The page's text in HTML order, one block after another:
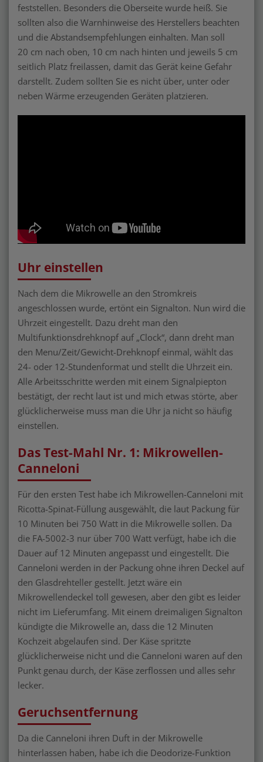
feststellen. Besonders die Oberseite wurde heiß. Sie
sollten also die Warnhinweise des Herstellers beachten
und die Abstandsempfehlungen einhalten. Man soll
20 cm nach oben, 10 cm nach hinten und jeweils 5 cm
seitlich Platz freilassen, damit das Gerät keine Gefahr
darstellt. Zudem sollten Sie es nicht über, unter oder
neben Wärme erzeugenden Geräten platzieren.
Uhr einstellen
Nach dem die Mikrowelle an den Stromkreis
angeschlossen wurde, ertönt ein Signalton. Nun wird die
Uhrzeit eingestellt. Dazu dreht man den
Multifunktionsdrehknopf auf „Clock“, dann dreht man
den Menu/Zeit/Gewicht-Drehknopf einmal, wählt das
24- oder 12-Stundenformat und stellt die Uhrzeit ein.
Alle Arbeitsschritte werden mit einem Signalpiepton
bestätigt, der recht laut ist und mich etwas störte, aber
glücklicherweise muss man die Uhr ja nicht so häufig
einstellen.
Das Test-Mahl Nr. 1: Mikrowellen-
Canneloni
Für den ersten Test habe ich Mikrowellen-Canneloni mit
Ricotta-Spinat-Füllung ausgewählt, die laut Packung für
10 Minuten bei 750 Watt in die Mikrowelle sollen. Da
die FA-5002-3 nur über 700 Watt verfügt, habe ich die
Dauer auf 12 Minuten angepasst und eingestellt. Die
Canneloni werden in der Packung ohne ihren Deckel auf
den Glasdrehteller gestellt. Jetzt wäre ein
Mikrowellendeckel toll gewesen, aber den gibt es leider
nicht im Lieferumfang. Mit einem dreimaligen Signalton
kündigte die Mikrowelle an, dass die 12 Minuten
Kochzeit abgelaufen sind. Der Käse spritzte
glücklicherweise nicht und die Canneloni waren auf den
Punkt genau durch, der Käse zerflossen und alles sehr
lecker.
Geruchsentfernung
Da die Canneloni ihren Duft in der Mikrowelle
hinterlassen haben, habe ich die Deodorize-Funktion